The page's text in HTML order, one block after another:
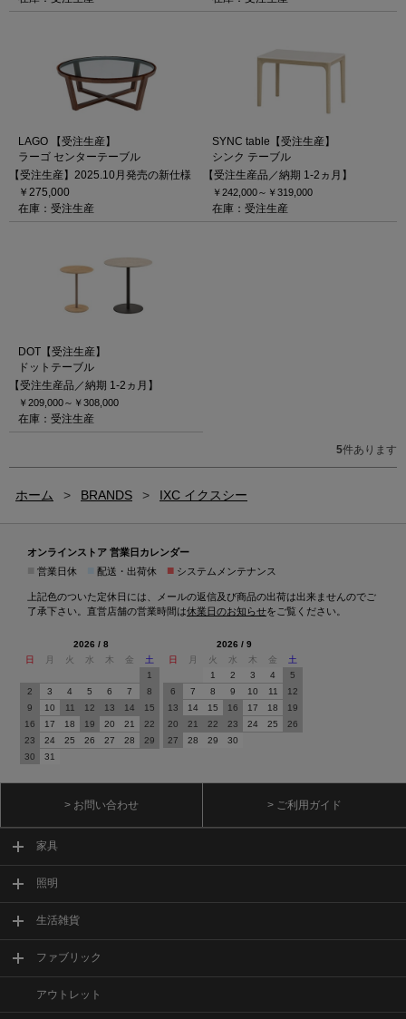
LAGO 【受注生産】
ラーゴ センターテーブル
【受注生産】2025.10月発売の新仕様
￥275,000
在庫：受注生産
SYNC table【受注生産】
シンク テーブル
【受注生産品／納期 1-2ヵ月】
￥242,000～ ￥319,000
在庫：受注生産
DOT【受注生産】
ドットテーブル
【受注生産品／納期 1-2ヵ月】
￥209,000～ ￥308,000
在庫：受注生産
5件あります
ホーム > BRANDS > IXC イクスシー
オンラインストア 営業日カレンダー
営業日休 配送・出荷休 ■ システムメンテナンス
上記色のついた定休日には、メールの返信及び商品の出荷は出来ませんのでご
了承下さい。直営店舗の営業時間は休業日のお知らせをご覧ください。
2026 / 8
日
月 火 水 木 金
土
1
2
3 4 5 6 7
8
9
10 11 12 13 14
15
16
17 18 19 20 21
22
23
24 25 26 27 28
29
30
31
2026 / 9
日
月 火 水 木 金
土
1
2 3 4
5
6
7 8 9 10 11
12
13
14 15 16 17 18
19
20
21 22 23 24 25
26
27
28 29 30
> お問い合わせ > ご利用ガイド
家具
照明
生活雑貨
ファブリック
アウトレット